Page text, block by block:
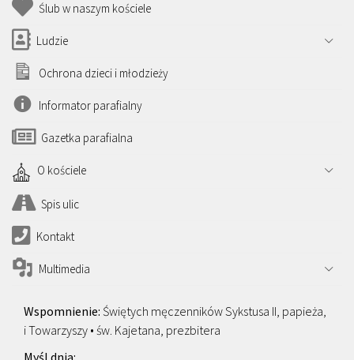
Ślub w naszym kościele
Ludzie
Ochrona dzieci i młodzieży
Informator parafialny
Gazetka parafialna
O kościele
Spis ulic
Kontakt
Multimedia
Świętych męczenników Sykstusa II, papieża,
i Towarzyszy • św. Kajetana, prezbitera